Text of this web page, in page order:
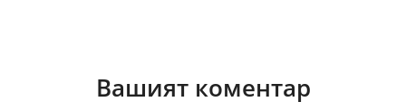
Вашият коментар